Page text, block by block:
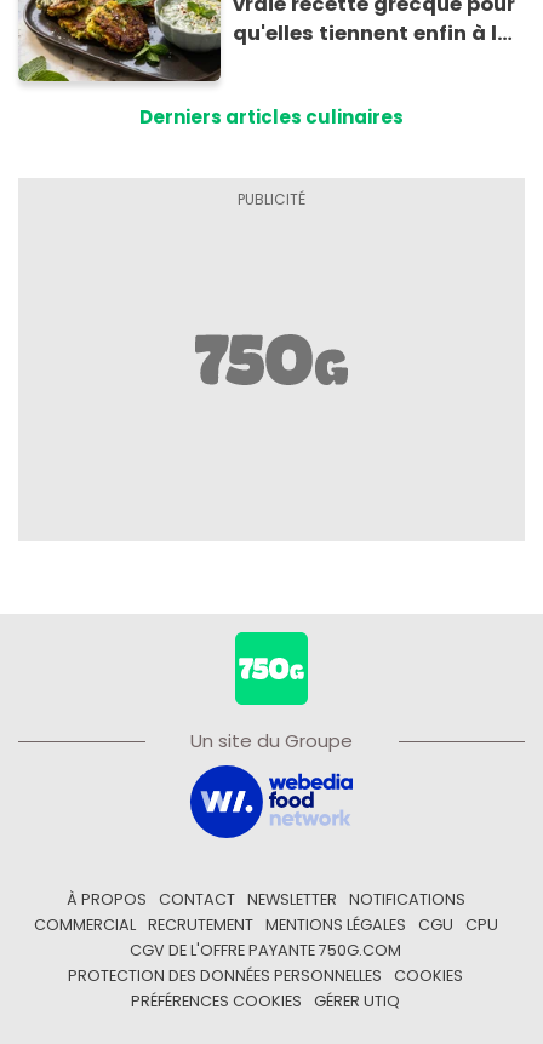
qu'elles tiennent enfin à la
Derniers articles culinaires
Un site du Groupe
À PROPOS CONTACT NEWSLETTER
NOTIFICATIONS
COMMERCIAL
RECRUTEMENT MENTIONS LÉGALES CGU
CPU
CGV DE L'OFFRE PAYANTE 750G.COM
PROTECTION DES DONNÉES PERSONNELLES
COOKIES
PRÉFÉRENCES COOKIES
GÉRER UTIQ